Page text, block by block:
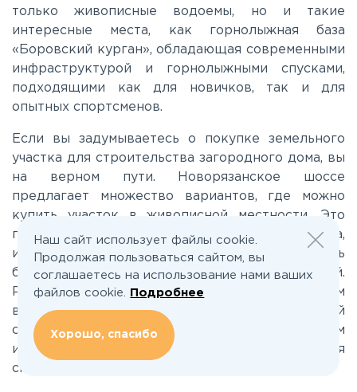
Лихачевское
Минское
Новорижское
Носовихинское
только живописные водоемы, но и такие
интересные места, как горнолыжная база
«Боровский курган», обладающая современными
инфраструктурой и горнолыжными спусками,
подходящими как для новичков, так и для
опытных спортсменов.
Если вы задумываетесь о покупке земельного
участка для строительства загородного дома, вы
на верном пути. Новорязанское шоссе
предлагает множество вариантов, где можно
купить участок в живописной местности. Это
прекрасное место для создания уютного дома,
источника вдохновения и комфорта, где жизнь
будет протекать в гармонии с природой.
Разнообразие предложений даст вам
возможность выбрать участок, который
соответствует вашим требованиям и ожиданиям
и обеспечивает все необходимые условия для
спокойной жизни.
Наш сайт использует файлы cookie.
Продолжая пользоваться сайтом, вы
соглашаетесь на использование нами ваших
файлов cookie.
Подробнее
Хорошо, спасибо